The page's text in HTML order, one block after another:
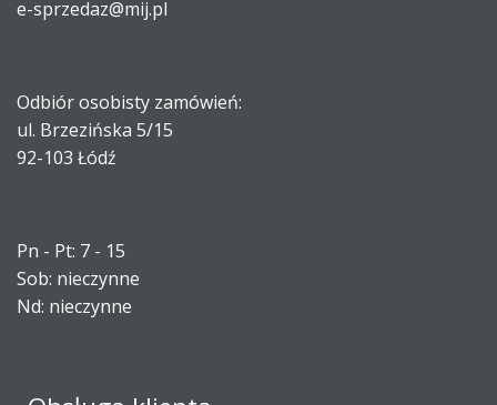
e-sprzedaz@mij.pl
Odbiór osobisty zamówień:
ul. Brzezińska 5/15
92-103 Łódź
Pn - Pt: 7 - 15
Sob: nieczynne
Nd: nieczynne